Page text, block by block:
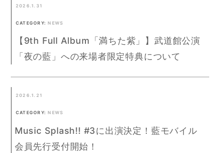
2026.1.31
CATEGORY: NEWS
【9th Full Album「満ちた紫」】武道館公演
「夜の藍」への来場者限定特典について
2026.1.21
CATEGORY: NEWS
Music Splash!! #3に出演決定！藍モバイル
会員先行受付開始！